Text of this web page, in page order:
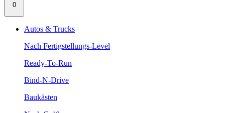
0
Autos & Trucks
Nach Fertigstellungs-Level
Ready-To-Run
Bind-N-Drive
Baukästen